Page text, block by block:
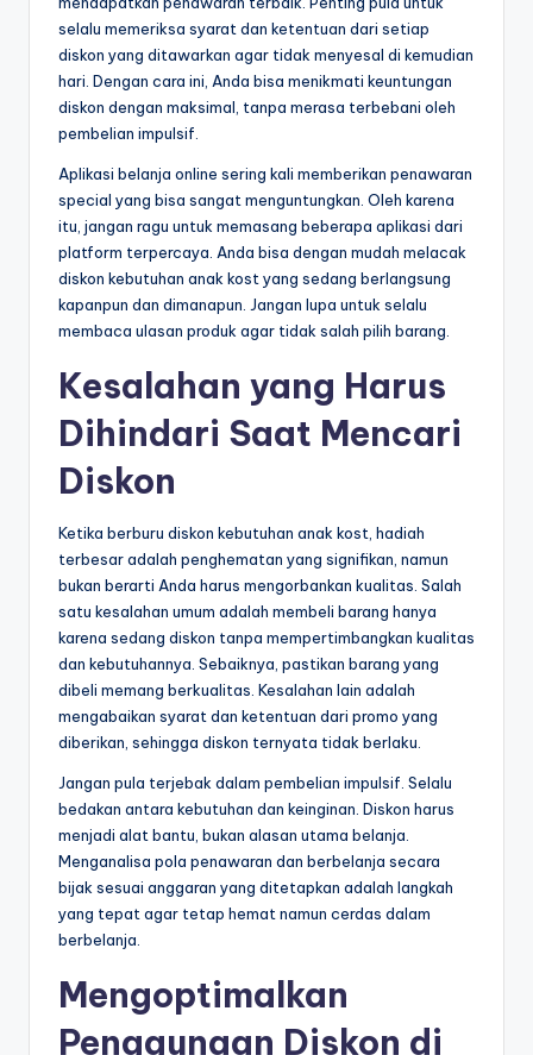
selalu memeriksa syarat dan ketentuan dari setiap
diskon yang ditawarkan agar tidak menyesal di kemudian
hari. Dengan cara ini, Anda bisa menikmati keuntungan
diskon dengan maksimal, tanpa merasa terbebani oleh
pembelian impulsif.
Aplikasi belanja online sering kali memberikan penawaran
special yang bisa sangat menguntungkan. Oleh karena
itu, jangan ragu untuk memasang beberapa aplikasi dari
platform terpercaya. Anda bisa dengan mudah melacak
diskon kebutuhan anak kost yang sedang berlangsung
kapanpun dan dimanapun. Jangan lupa untuk selalu
membaca ulasan produk agar tidak salah pilih barang.
Kesalahan yang Harus
Dihindari Saat Mencari
Diskon
Ketika berburu diskon kebutuhan anak kost, hadiah
terbesar adalah penghematan yang signifikan, namun
bukan berarti Anda harus mengorbankan kualitas. Salah
satu kesalahan umum adalah membeli barang hanya
karena sedang diskon tanpa mempertimbangkan kualitas
dan kebutuhannya. Sebaiknya, pastikan barang yang
dibeli memang berkualitas. Kesalahan lain adalah
mengabaikan syarat dan ketentuan dari promo yang
diberikan, sehingga diskon ternyata tidak berlaku.
Jangan pula terjebak dalam pembelian impulsif. Selalu
bedakan antara kebutuhan dan keinginan. Diskon harus
menjadi alat bantu, bukan alasan utama belanja.
Menganalisa pola penawaran dan berbelanja secara
bijak sesuai anggaran yang ditetapkan adalah langkah
yang tepat agar tetap hemat namun cerdas dalam
berbelanja.
Mengoptimalkan
Penggunaan Diskon di